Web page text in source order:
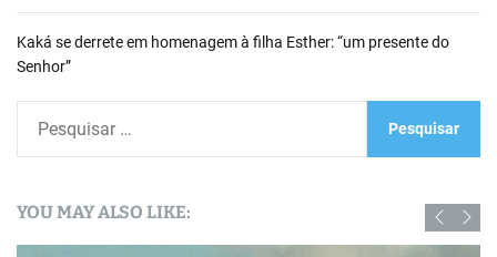
Kaká se derrete em homenagem à filha Esther: “um presente do
Senhor”
u
i
YOU MAY ALSO LIKE: